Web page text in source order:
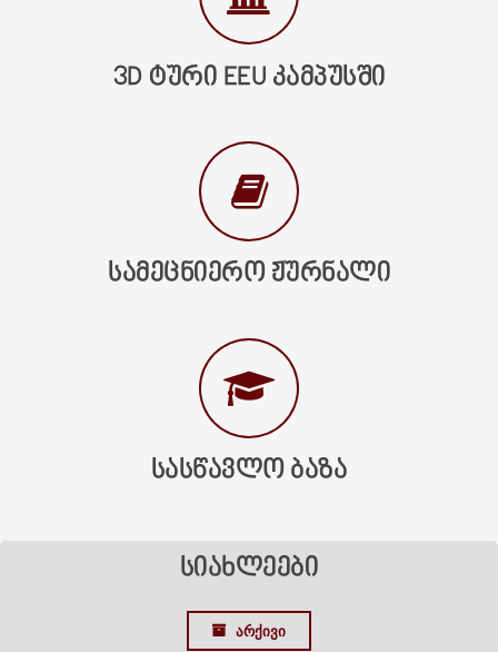
3D ᲢᲣᲠᲘ EEU ᲙᲐᲛᲞᲣᲡᲨᲘ
ᲡᲐᲛᲔᲪᲜᲘᲔᲠᲝ ᲟᲣᲠᲜᲐᲚᲘ
ᲡᲐᲡᲬᲐᲕᲚᲝ ᲑᲐᲖᲐ
ᲡᲘᲐᲮᲚᲔᲔᲑᲘ
ᲐᲠᲥᲘᲕᲘ